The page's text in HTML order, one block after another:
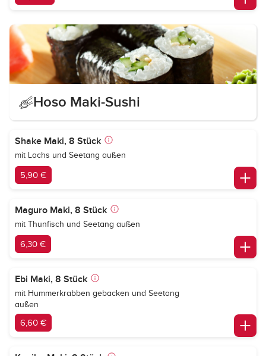
Hoso Maki-Sushi
Shake Maki, 8 Stück
mit Lachs und Seetang außen
5,90 €
Maguro Maki, 8 Stück
mit Thunfisch und Seetang außen
6,30 €
Ebi Maki, 8 Stück
mit Hummerkrabben gebacken und Seetang
außen
6,60 €